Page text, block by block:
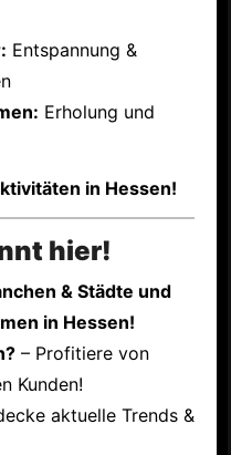
Entspannung &
Erholung und
in Hessen!
hier!
& Städte und
in Hessen!
– Profitiere von
Kunden!
aktuelle Trends &